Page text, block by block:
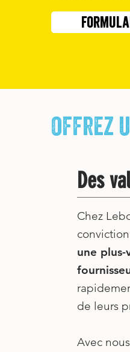
offrez
Des
Chez
une
de leurs
Avec